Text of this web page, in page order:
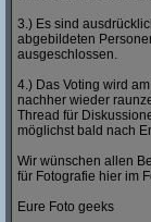
3.) Es sind
abgebildeten
ausgeschlossen.
4.) Das Voting wird
nachher wieder
Thread für
möglichst bald nach
Wir wünschen allen
für Fotografie hier im
Eure Foto geeks